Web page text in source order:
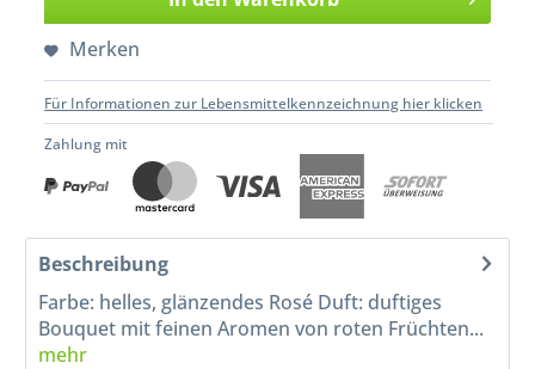
Merken
Für Informationen zur Lebensmittelkennzeichnung hier klicken
Zahlung mit
Beschreibung
Farbe: helles, glänzendes Rosé Duft: duftiges
Bouquet mit feinen Aromen von roten Früchten...
mehr